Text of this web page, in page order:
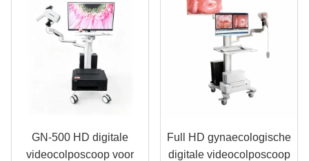
GN-500 HD digitale
videocolposcoop voor
Full HD gynaecologische
digitale videocolposcoop